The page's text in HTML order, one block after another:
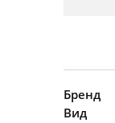
Бренд
Вид